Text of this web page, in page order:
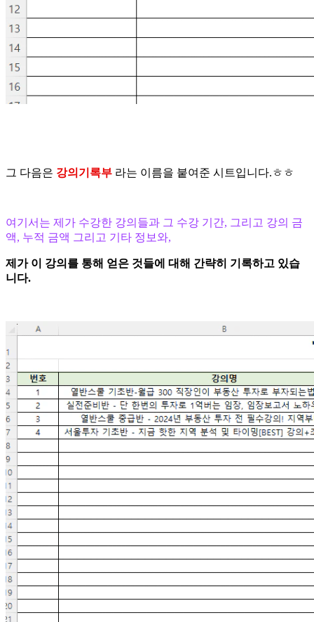
그 다음은 강의기록부 라는 이름을 붙여준 시트입니다.ㅎㅎ
여기서는 제가 수강한 강의들과 그 수강 기간, 그리고 강의 금
액, 누적 금액 그리고 기타 정보와,
제가 이 강의를 통해 얻은 것들에 대해 간략히 기록하고 있습
니다.